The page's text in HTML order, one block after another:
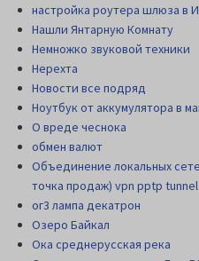
настройка роутера шлюза в
Нашли Янтарную Комнату
Немножко звуковой техники
Нерехта
Новости все подряд
Ноутбук от аккумулятора в
О вреде чеснока
обмен валют
Объединение локальных
точка продаж) vpn pptp tunnel
ог3 лампа декатрон
Озеро Байкал
Ока среднерусская река